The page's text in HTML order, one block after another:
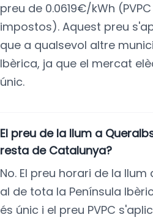
preu de 0.0619€/kWh
impostos). Aquest preu
que a qualsevol altre
Ibèrica, ja que el mercat
únic.
El preu de la llum a
resta de Catalunya?
No. El preu horari de la
al de tota la Península
és únic i el preu PVPC